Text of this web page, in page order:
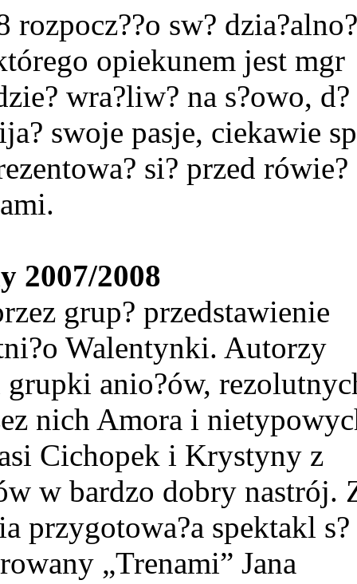
sw?
opiekunem jest mgr
wra?liw? na s?owo, d?
swoje pasje, ciekawie
si? przed rówie?
2007/2008
grup? przedstawienie
Walentynki. Autorzy
anio?ów,
nich Amora i
Cichopek i Krystyny z
w bardzo dobry nastrój.
przygotowa?a spektakl s?
„Trenami” Jana